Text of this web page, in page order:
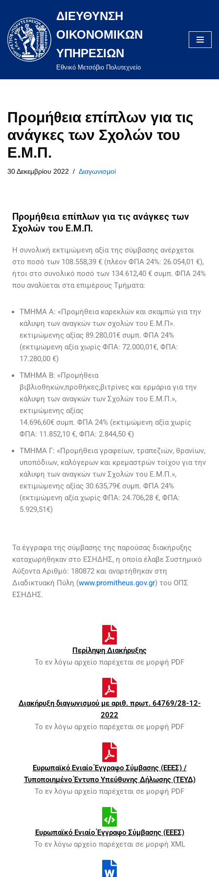
Μεταπηδήστε
στο
περιεχόμενο
ΔΙΕΥΘΥΝΣΗ
ΟΙΚΟΝΟΜΙΚΩΝ
ΥΠΗΡΕΣΙΩΝ
Eθνικό Μετσόβιο Πολυτεχνείο
Προμήθεια επίπλων για τις
ανάγκες των Σχολών του
Ε.Μ.Π.
30 Δεκεμβρίου 2022 Διαγωνισμοί
Προμήθεια επίπλων για τις ανάγκες των
Σχολών του Ε.Μ.Π.
Η συνολική εκτιμώμενη αξία της σύμβασης ανέρχεται
στο ποσό των 108.558,39 € (πλέον ΦΠΑ 24%: 26.054,01 €),
ήτοι στο συνολικό ποσό των 134.612,40 € συμπ. ΦΠΑ 24%
που αναλύεται στα επιμέρους Τμήματα:
ΤΜΗΜΑ Α: «Προμήθεια καρεκλών και σκαμπώ για την
κάλυψη των αναγκών των σχολών του Ε.Μ.Π».
εκτιμώμενης αξίας 89.280,01€ συμπ. ΦΠΑ 24%
(εκτιμώμενη αξία χωρίς ΦΠΑ: 72.000,01€, ΦΠΑ:
17.280,00 €)
ΤΜΗΜΑ Β: «Προμήθεια
βιβλιοθηκών,προθήκες,βιτρίνες και ερμάρια για την
κάλυψη των αναγκών των Σχολών του Ε.Μ.Π.»,
εκτιμώμενης αξίας
14.696,60€ συμπ. ΦΠΑ 24% (εκτιμώμενη αξία χωρίς
ΦΠΑ: 11.852,10 €, ΦΠΑ: 2.844,50 €)
ΤΜΗΜΑ Γ: «Προμήθεια γραφείων, τραπεζιών, θρανίων,
υποπόδιων, καλόγερων και κρεμαστρών τοίχου για την
κάλυψη των αναγκών των Σχολών του Ε.Μ.Π.»,
εκτιμώμενης αξίας 30.635,79€ συμπ. ΦΠΑ 24%
(εκτιμώμενη αξία χωρίς ΦΠΑ: 24.706,28 €, ΦΠΑ:
5.929,51€)
Τα έγγραφα της σύμβασης της παρούσας διακήρυξης
καταχωρήθηκαν στο ΕΣΗΔΗΣ, η οποία έλαβε Συστημικό
Αύξοντα Αριθμό: 180872 και αναρτήθηκαν στη
Διαδικτυακή Πύλη (www.promitheus.gov.gr) του ΟΠΣ
ΕΣΗΔΗΣ.
Περίληψη Διακήρυξης
Το εν λόγω αρχείο παρέχεται σε μορφή PDF
Διακήρυξη διαγωνισμού με αριθ. πρωτ. 64769/28-12-
2022
Το εν λόγω αρχείο παρέχεται σε μορφή PDF
Ευρωπαϊκό Ενιαίο Έγγραφο Σύμβασης (ΕΕΕΣ) /
Τυποποιημένο Έντυπο Υπεύθυνης Δήλωσης (ΤΕΥΔ)
Το εν λόγω αρχείο παρέχεται σε μορφή PDF
Ευρωπαϊκό Ενιαίο Έγγραφο Σύμβασης (ΕΕΕΣ)
Το εν λόγω αρχείο παρέχεται σε μορφή XML